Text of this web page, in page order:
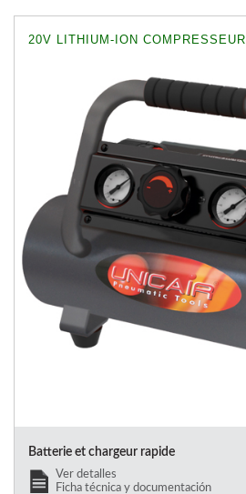
20V LITHIUM-ION COMPRESSEUR
Batterie et chargeur rapide
Ver detalles
Ficha técnica y documentación